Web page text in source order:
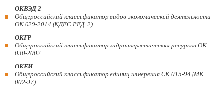
ОКВЭД 2
Общероссийский классификатор видов экономической деятельности
ОК 029-2014 (КДЕС РЕД. 2)
ОКГР
Общероссийский классификатор гидроэнергетических ресурсов ОК
030-2002
ОКЕИ
Общероссийский классификатор единиц измерения ОК 015-94 (МК
002-97)